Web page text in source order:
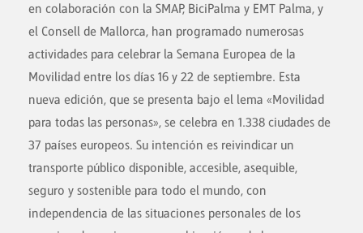
en colaboración con la SMAP, BiciPalma y EMT Palma, y
el Consell de Mallorca, han programado numerosas
actividades para celebrar la Semana Europea de la
Movilidad entre los días 16 y 22 de septiembre. Esta
nueva edición, que se presenta bajo el lema «Movilidad
para todas las personas», se celebra en 1.338 ciudades de
37 países europeos. Su intención es reivindicar un
transporte público disponible, accesible, asequible,
seguro y sostenible para todo el mundo, con
independencia de las situaciones personales de los